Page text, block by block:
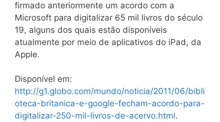
firmado anteriormente um acordo com a
Microsoft para digitalizar 65 mil livros do século
19, alguns dos quais estão disponíveis
atualmente por meio de aplicativos do iPad, da
Apple.
Disponível em:
http://g1.globo.com/mundo/noticia/2011/06/bibli
oteca-britanica-e-google-fecham-acordo-para-
digitalizar-250-mil-livros-de-acervo.html.